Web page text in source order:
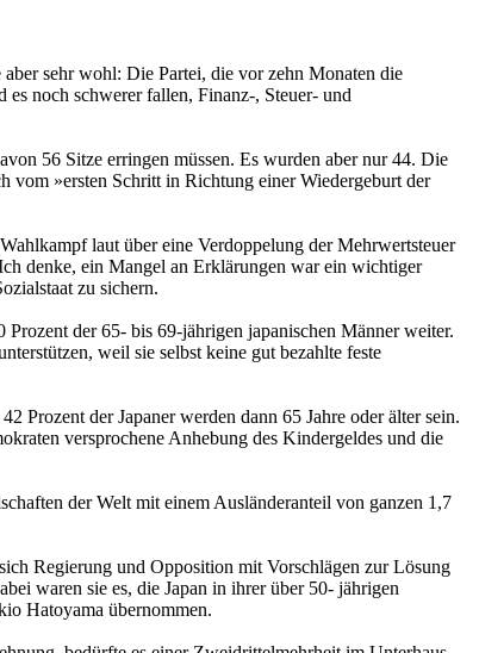
sehr wohl: Die Partei, die vor zehn Monaten die
noch schwerer fallen, Finanz-, Steuer- und
56 Sitze erringen müssen. Es wurden aber nur 44. Die
vom »ersten Schritt in Richtung einer Wiedergeburt der
laut über eine Verdoppelung der Mehrwertsteuer
denke, ein Mangel an Erklärungen war ein wichtiger
zu sichern.
der 65- bis 69-jährigen japanischen Männer weiter.
weil sie selbst keine gut bezahlte feste
Prozent der Japaner werden dann 65 Jahre oder älter sein.
versprochene Anhebung des Kindergeldes und die
der Welt mit einem Ausländeranteil von ganzen 1,7
Regierung und Opposition mit Vorschlägen zur Lösung
waren sie es, die Japan in ihrer über 50- jährigen
Hatoyama übernommen.